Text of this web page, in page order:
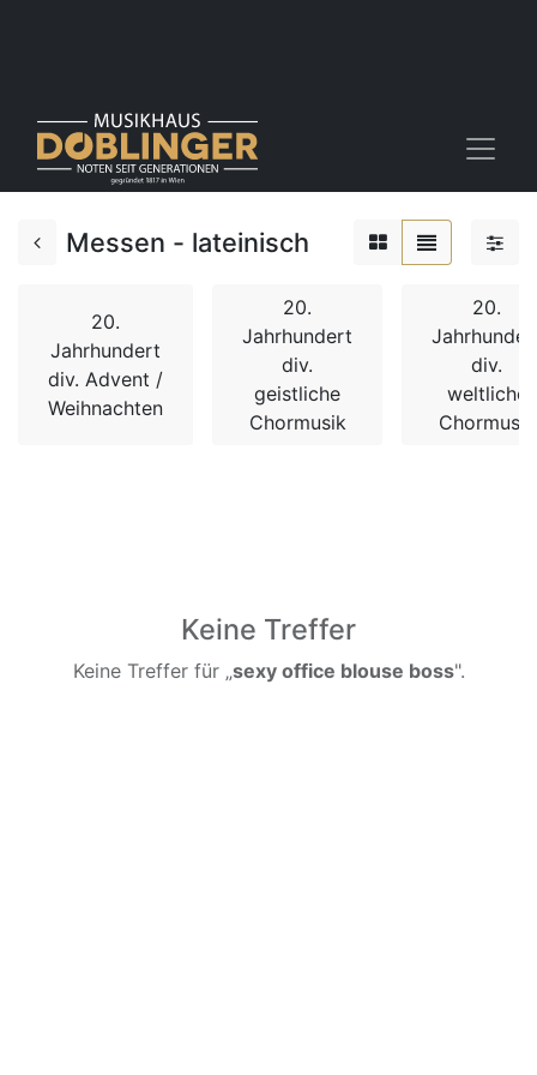
Messen - lateinisch
20.
Jahrhundert
div. Advent /
Weihnachten
20.
Jahrhundert
div.
geistliche
Chormusik
20.
div.
weltliche
Chormusik
Keine Treffer
Keine Treffer für „sexy office blouse boss".